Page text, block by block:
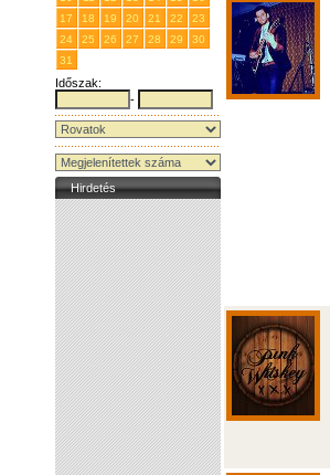
17
18 19 20 21 22
23
24
25 26 27 28 29
30
31
Időszak:
-
Hirdetés